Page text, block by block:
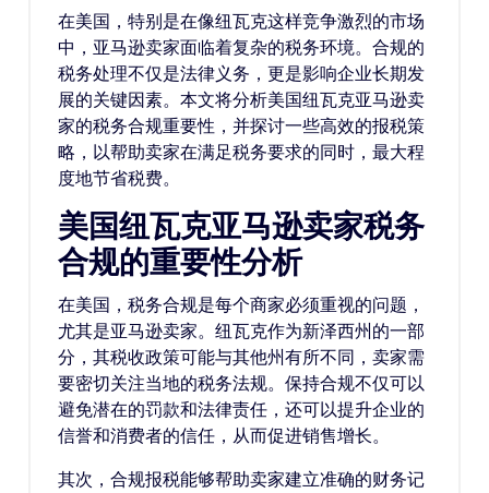
在美国，特别是在像纽瓦克这样竞争激烈的市场
中，亚马逊卖家面临着复杂的税务环境。合规的
税务处理不仅是法律义务，更是影响企业长期发
展的关键因素。本文将分析美国纽瓦克亚马逊卖
家的税务合规重要性，并探讨一些高效的报税策
略，以帮助卖家在满足税务要求的同时，最大程
度地节省税费。
美国纽瓦克亚马逊卖家税务
合规的重要性分析
在美国，税务合规是每个商家必须重视的问题，
尤其是亚马逊卖家。纽瓦克作为新泽西州的一部
分，其税收政策可能与其他州有所不同，卖家需
要密切关注当地的税务法规。保持合规不仅可以
避免潜在的罚款和法律责任，还可以提升企业的
信誉和消费者的信任，从而促进销售增长。
其次，合规报税能够帮助卖家建立准确的财务记